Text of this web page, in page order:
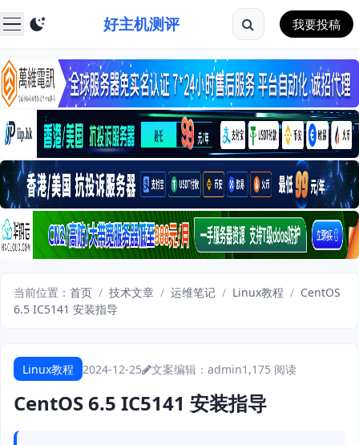
好主机测评 我要投稿
当前位置： 首页 / 技术文章 / 运维笔记 / Linux教程 / CentOS
6.5 IC5141 安装指导
Linux教程 2024-12-25 文案编辑：admin1,175 阅读
CentOS 6.5 IC5141 安装指导